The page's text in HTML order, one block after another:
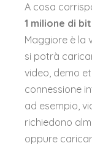
A cosa
1 milione di
Maggiore è la
si potrà
video, demo
connessione
ad esempio,
richiedono
oppure